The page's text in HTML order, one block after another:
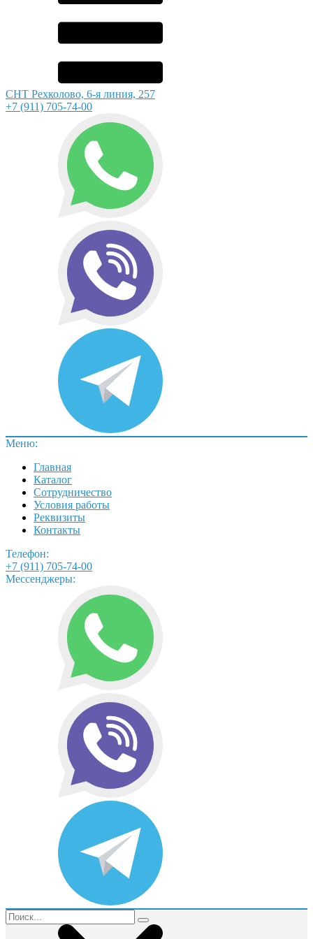
СНТ Рехколово, 6-я линия, 257
+7 (911) 705-74-00
Меню:
Главная
Каталог
Сотрудничество
Условия работы
Реквизиты
Контакты
Телефон:
+7 (911) 705-74-00
Мессенджеры: